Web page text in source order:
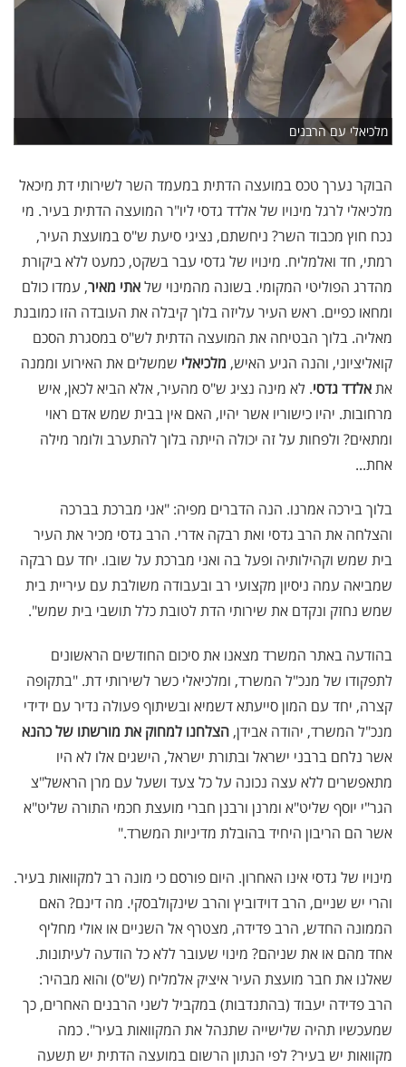
מלכיאלי עם הרבנים
הבוקר נערך טכס במועצה הדתית במעמד השר לשירותי דת מיכאל
מלכיאלי לרגל מינויו של אלדד גדסי ליו"ר המועצה הדתית בעיר. מי
נכח חוץ מכבוד השר? ניחשתם, נציגי סיעת ש"ס במועצת העיר,
רמתי, חד ואלמליח. מינויו של גדסי עבר בשקט, כמעט ללא ביקורת
מהדרג הפוליטי המקומי. בשונה מהמינוי שלאתי מאיר, עמדו כולם
ומחאו כפיים. ראש העיר עליזה בלוך קיבלה את העובדה הזו כמובנת
מאליה. בלוך הבטיחה את המועצה הדתית לש"ס במסגרת הסכם
קואליציוני, והנה הגיע האיש, מלכיאלי שמשלים את האירוע וממנה
אתאלדד גדסי. לא מינה נציג ש"ס מהעיר, אלא הביא לכאן, איש
מרחובות. יהיו כישוריו אשר יהיו, האם אין בבית שמש אדם ראוי
ומתאים? ולפחות על זה יכולה הייתה בלוך להתערב ולומר מילה
אחת...
בלוך בירכה אמרנו. הנה הדברים מפיה: "אני מברכת בברכה
והצלחה את הרב גדסי ואת רבקה אדרי. הרב גדסי מכיר את העיר
בית שמש וקהילותיה ופעל בה ואני מברכת על שובו. יחד עם רבקה
שמביאה עמה ניסיון מקצועי רב ובעבודה משולבת עם עיריית בית
שמש נחזק ונקדם את שירותי הדת לטובת כלל תושבי בית שמש."
בהודעה באתר המשרד מצאנו את סיכום החודשים הראשונים
לתפקודו של מנכ"ל המשרד, ומלכיאלי כשר לשירותי דת. "בתקופה
קצרה, יחד עם המון סייעתא דשמיא ובשיתוף פעולה נדיר עם ידידי
מנכ"ל המשרד, יהודה אבידן, הצלחנו למחוק את מורשתו של כהנא
אשר נלחם ברבני ישראל ובתורת ישראל, הישגים אלו לא היו
מתאפשרים ללא עצה נכונה על כל צעד ושעל עם מרן הראשל"צ
הגר"י יוסף שליט"א ומרנן ורבנן חברי מועצת חכמי התורה שליט"א
אשר הם הריבון היחיד בהובלת מדיניות המשרד".
מינויו של גדסי אינו האחרון. היום פורסם כי מונה רב למקוואות בעיר.
והרי יש שניים, הרב דוידוביץ והרב שינקולבסקי. מה דינם? האם
הממונה החדש, הרב פדידה, מצטרף אל השניים או אולי מחליף
אחד מהם או את שניהם? מינוי שעובר ללא כל הודעה לעיתונות.
שאלנו את חבר מועצת העיר איציק אלמליח (ש"ס) והוא מבהיר:
הרב פדידה יעבוד (בהתנדבות) במקביל לשני הרבנים האחרים, כך
שמעכשיו תהיה שלישייה שתנהל את המקוואות בעיר". כמה
מקוואות יש בעיר? לפי הנתון הרשום במועצה הדתית יש תשעה